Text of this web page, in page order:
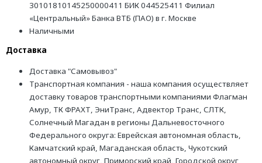
30101810145250000411 БИК 044525411 Филиал
«Центральный» Банка ВТБ (ПАО) в г. Москве
Наличными
Доставка
Доставка "Самовывоз"
Транспортная компания - наша компания осуществляет
доставку товаров транспортными компаниями Флагман
Амур, ТК ФРАХТ, ЭниТранс, Адвектор Транс, СЛТК,
Солнечный Магадан в регионы Дальневосточного
Федерального округа: Еврейская автономная область,
Камчатский край, Магаданская область, Чукотский
автономный округ, Приморский край, Городской округ